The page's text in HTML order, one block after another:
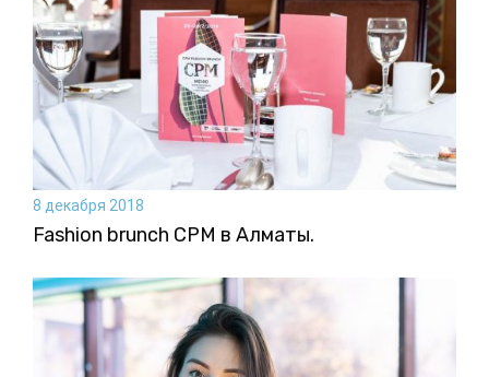
8 декабря 2018
Fashion brunch CPM в Алматы.